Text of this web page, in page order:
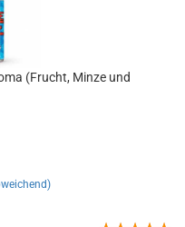
(Frucht, Minze und